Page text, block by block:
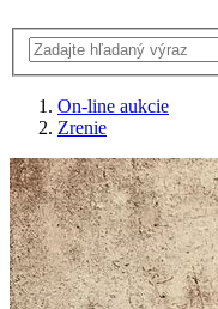
On-line aukcie
Zrenie